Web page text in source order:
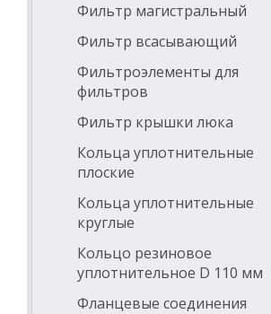
Фильтр магистральный
Фильтр всасывающий
Фильтроэлементы для
фильтров
Фильтр крышки люка
Кольца уплотнительные
плоские
Кольца уплотнительные
круглые
Кольцо резиновое
уплотнительное D 110 мм
Фланцевые соединения